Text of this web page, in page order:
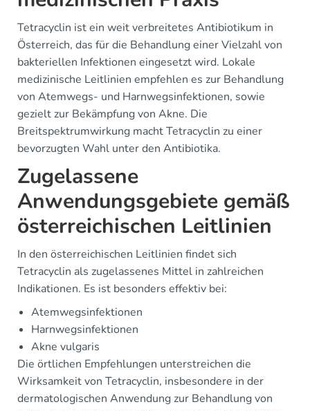
Tetracyclin ist ein weit verbreitetes Antibiotikum in
Österreich, das für die Behandlung einer Vielzahl von
bakteriellen Infektionen eingesetzt wird. Lokale
medizinische Leitlinien empfehlen es zur Behandlung
von Atemwegs- und Harnwegsinfektionen, sowie
gezielt zur Bekämpfung von Akne. Die
Breitspektrumwirkung macht Tetracyclin zu einer
bevorzugten Wahl unter den Antibiotika.
Zugelassene
Anwendungsgebiete gemäß
österreichischen Leitlinien
In den österreichischen Leitlinien findet sich
Tetracyclin als zugelassenes Mittel in zahlreichen
Indikationen. Es ist besonders effektiv bei:
Atemwegsinfektionen
Harnwegsinfektionen
Akne vulgaris
Die örtlichen Empfehlungen unterstreichen die
Wirksamkeit von Tetracyclin, insbesondere in der
dermatologischen Anwendung zur Behandlung von